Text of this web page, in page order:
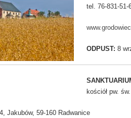
tel. 76-831-
ODPUST: 8
kościół pw.
Jakubów, 59-160 Radwanice